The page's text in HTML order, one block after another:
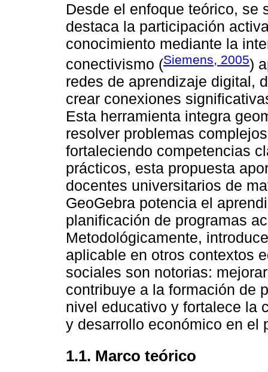
Desde el enfoque teórico, se
destaca la participación
conocimiento mediante la
conectivismo (Siemens, 2005)
redes de aprendizaje digital,
crear conexiones
Esta herramienta integra
resolver problemas
fortaleciendo competencias
prácticos, esta propuesta
docentes universitarios de
GeoGebra potencia el
planificación de programas
Metodológicamente,
aplicable en otros contextos
sociales son notorias:
contribuye a la formación de
nivel educativo y fortalece la
y desarrollo económico en el
1.1. Marco teórico